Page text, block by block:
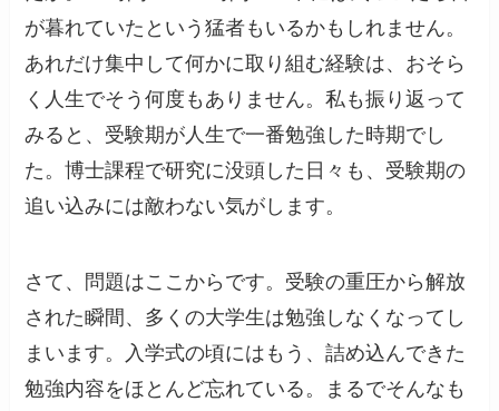
が暮れていたという猛者もいるかもしれません。
あれだけ集中して何かに取り組む経験は、おそら
く人生でそう何度もありません。私も振り返って
みると、受験期が人生で一番勉強した時期でし
た。博士課程で研究に没頭した日々も、受験期の
追い込みには敵わない気がします。
さて、問題はここからです。受験の重圧から解放
された瞬間、多くの大学生は勉強しなくなってし
まいます。入学式の頃にはもう、詰め込んできた
勉強内容をほとんど忘れている。まるでそんなも